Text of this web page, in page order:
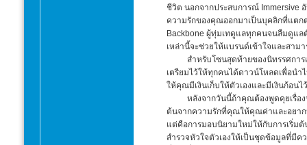
ชีวิต นอกจากประสบการณ์ Immersive
ความรักของคุณออกมาเป็นบุคลิกที่แตก
Backbone ผู้ทุ่มเทดูแลทุกคนจนลืมดูแล
เหล่านี้จะช่วยให้แบรนด์เข้าใจและสาม
สำหรับโซนสุดท้ายของนิทรรศการ
เตรียมไว้ให้ทุกคนได้ดาวน์โหลดเพื่อน
ให้คุณมีเงินเก็บให้ตัวเองและมีเงินก้อน
หลังจากวันนี้ถ้าคุณต้องพูดคุยเรื่อง
ต้นจากความรักที่คุณให้คุณค่าและอยากป
แต่คือการมอบนิยามใหม่ให้กับการเริ่มต้
สำรวจหัวใจตัวเองให้เป็นชุดข้อมูลที่มี